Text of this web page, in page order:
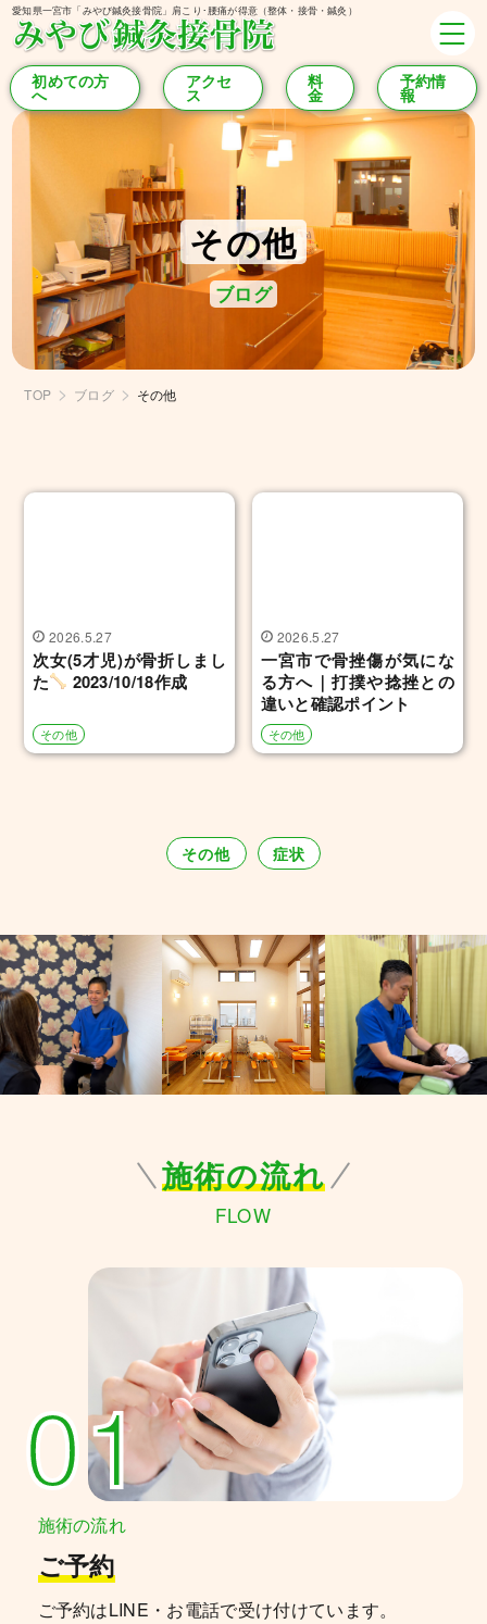
初めての方
へ
アクセ
ス
料
金
予約情
報
愛知県一宮市「みやび鍼灸接骨院」肩こり･腰痛が得意（整体・接骨・鍼灸）
その他
ブログ
TOP ブログ その他
2026.5.27
次女(5才児)が骨折しまし
た
2023/10/18作成
その他
2026.5.27
一宮市で骨挫傷が気にな
る方へ｜打撲や捻挫との
違いと確認ポイント
その他
その他 症状
施術の流れ
FLOW
01
施術の流れ
ご予約
ご予約はLINE・お電話で受け付けています。